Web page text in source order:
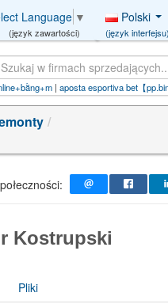
Language ▼
(język zawartości)
Polski
(język interfejsu)
pp.bingo】.u |kiếm+tiền+trên+online【
/
Kostrupski
Pliki